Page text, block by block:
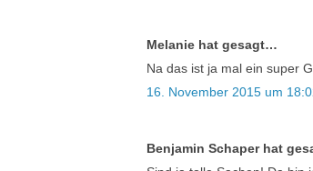
Melanie hat gesagt…
Na das ist ja mal ein super
16. November 2015 um
Benjamin Schaper hat